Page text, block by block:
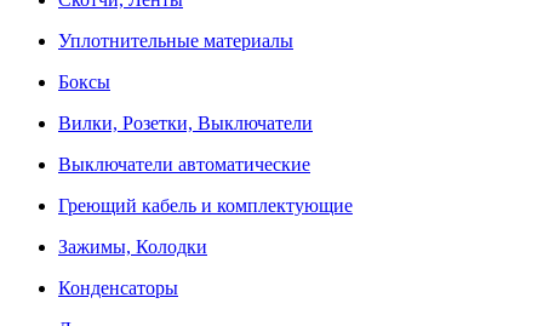
Уплотнительные материалы
Боксы
Вилки, Розетки, Выключатели
Выключатели автоматические
Греющий кабель и комплектующие
Зажимы, Колодки
Конденсаторы